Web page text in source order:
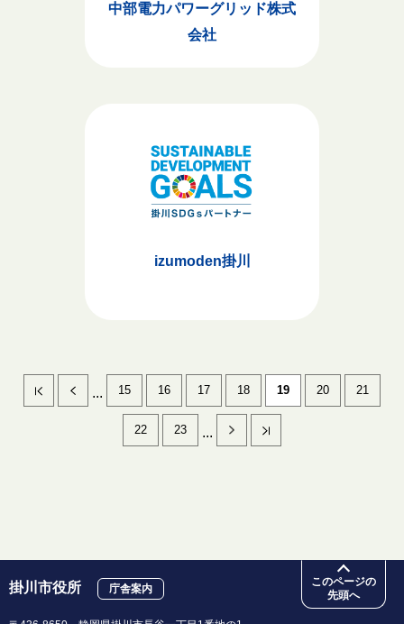
中部電力パワーグリッド株式
会社
izumoden掛川
... 15 16 17 18 19 20 21
22 23 ...
このページの
先頭へ
掛川市役所 庁舎案内